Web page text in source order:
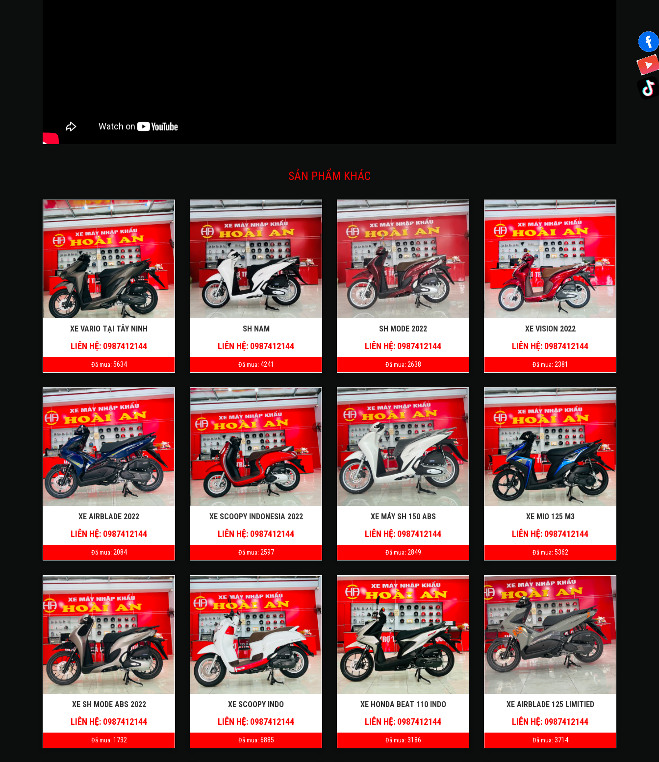
SẢN PHẨM KHÁC
XE VARIO TẠI TÂY NINH
LIÊN HỆ: 0987412144
Đã mua: 5634
SH NAM
LIÊN HỆ: 0987412144
Đã mua: 4241
SH MODE 2022
LIÊN HỆ: 0987412144
Đã mua: 2638
XE VISION 2022
LIÊN HỆ: 0987412144
Đã mua: 2381
XE AIRBLADE 2022
LIÊN HỆ: 0987412144
Đã mua: 2084
XE SCOOPY INDONESIA 2022
LIÊN HỆ: 0987412144
Đã mua: 2597
XE MÁY SH 150 ABS
LIÊN HỆ: 0987412144
Đã mua: 2849
XE MIO 125 M3
LIÊN HỆ: 0987412144
Đã mua: 5362
XE SH MODE ABS 2022
LIÊN HỆ: 0987412144
Đã mua: 1732
XE SCOOPY INDO
LIÊN HỆ: 0987412144
Đã mua: 6885
XE HONDA BEAT 110 INDO
LIÊN HỆ: 0987412144
Đã mua: 3186
XE AIRBLADE 125 LIMITIED
LIÊN HỆ: 0987412144
Đã mua: 3714